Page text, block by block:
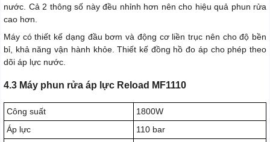
nước. Cả 2 thông số này đều nhỉnh hơn nên cho hiệu quả phun rửa
cao hơn.
Máy có thiết kế dạng đầu bơm và động cơ liền trục nên cho độ bền
bỉ, khả năng vận hành khỏe. Thiết kế đồng hồ đo áp cho phép theo
dõi áp lực nước.
4.3 Máy phun rửa áp lực Reload MF1110
Công suất
1800W
Áp lực
110 bar